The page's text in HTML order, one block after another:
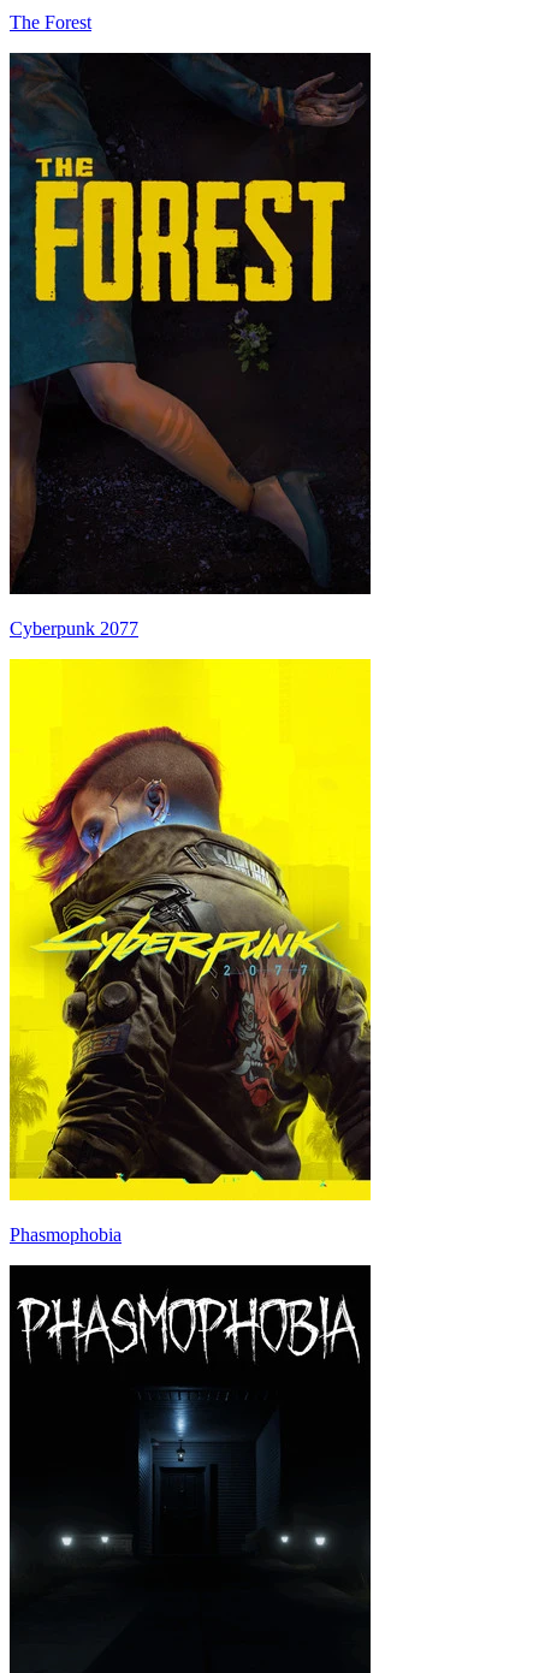
The Forest
Cyberpunk 2077
Phasmophobia